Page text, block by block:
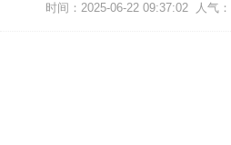
时间：2025-06-22 09:37:02 人气：